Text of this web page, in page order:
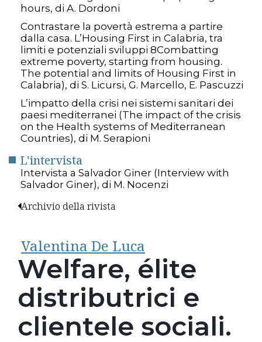
hours, di A. Dordoni
Contrastare la povertà estrema a partire
dalla casa. L’Housing First in Calabria, tra
limiti e potenziali sviluppi 8Combatting
extreme poverty, starting from housing.
The potential and limits of Housing First in
Calabria), di S. Licursi, G. Marcello, E. Pascuzzi
L’impatto della crisi nei sistemi sanitari dei
paesi mediterranei (The impact of the crisis
on the Health systems of Mediterranean
Countries), di M. Serapioni
L'intervista
Intervista a Salvador Giner (Interview with
Salvador Giner), di M. Nocenzi
Archivio della rivista
Valentina De Luca
Welfare, élite
distributrici e
clientele sociali.